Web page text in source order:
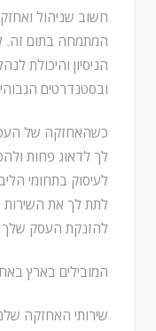
חשוב שניהול
המתמחה בתום זה.
הניסיון והיכולת
ובסטנדרטים
כשהאחזקה של
לך לדאוג פחות
לעיסוק בתחומי
לתת לך את השירות
להזנקת העסק שלך
המובילים בארץ
שירותי האחזקה